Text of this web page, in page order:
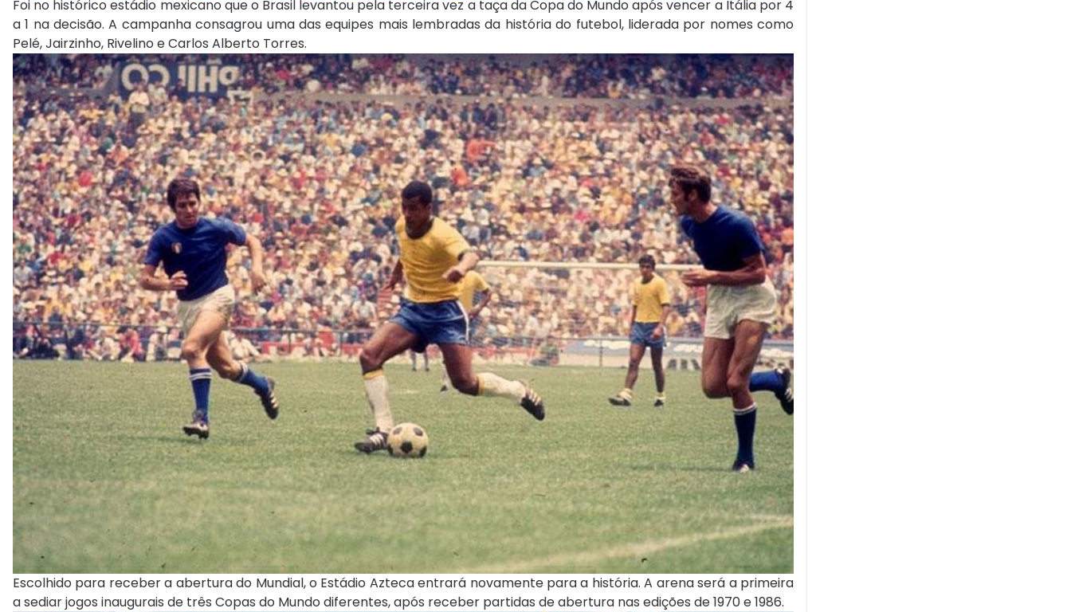
Foi no histórico estádio mexicano que o Brasil levantou pela terceira vez a taça da Copa do Mundo após vencer a Itália por 4
a 1 na decisão. A campanha consagrou uma das equipes mais lembradas da história do futebol, liderada por nomes como
Pelé, Jairzinho, Rivelino e Carlos Alberto Torres.
Escolhido para receber a abertura do Mundial, o Estádio Azteca entrará novamente para a história. A arena será a primeira
a sediar jogos inaugurais de três Copas do Mundo diferentes, após receber partidas de abertura nas edições de 1970 e 1986.